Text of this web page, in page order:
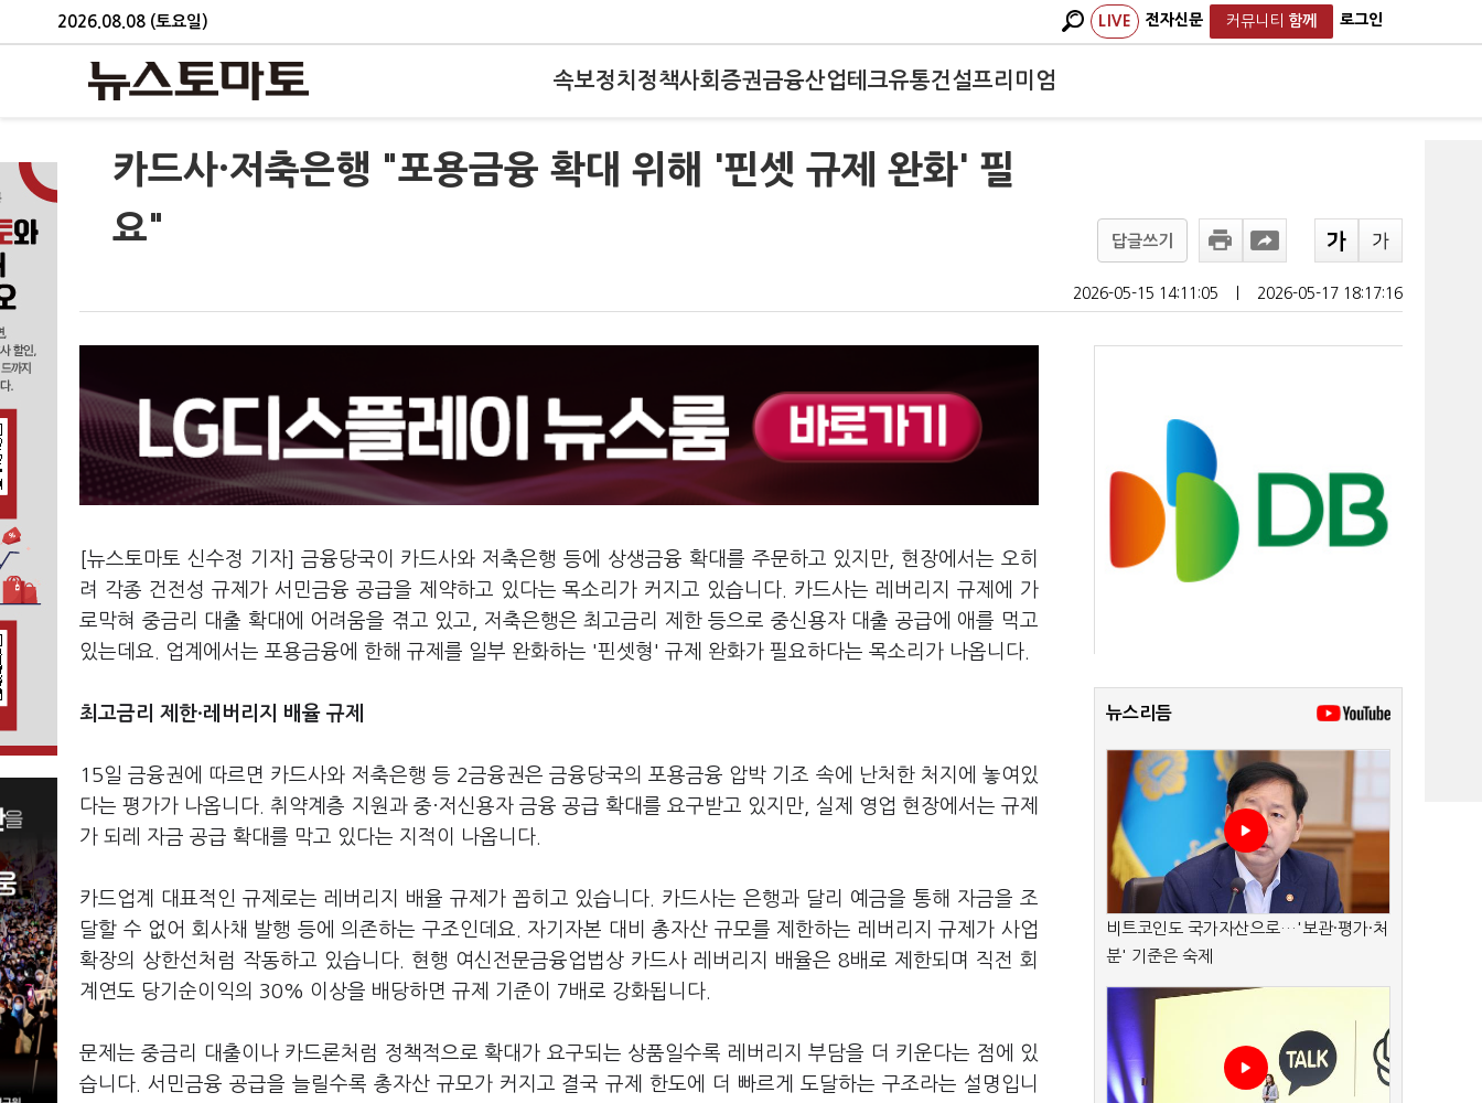
2026.08.08 (토요일) LIVE 전자신문 커뮤니티 함께 로그인
속보정치 정책사회 증권금융산업테크유통건설프리미엄
카드사·저축은행 "포용금융 확대 위해 '핀셋 규제 완화' 필
요"
답글쓰기
2026-05-15 14:11:05 2026-05-17 18:17:16
[뉴스토마토 신수정 기자] 금융당국이 카드사와 저축은행 등에 상생금융 확대를 주문하고 있지만, 현장에서는 오히
려 각종 건전성 규제가 서민금융 공급을 제약하고 있다는 목소리가 커지고 있습니다. 카드사는 레버리지 규제에 가
로막혀 중금리 대출 확대에 어려움을 겪고 있고, 저축은행은 최고금리 제한 등으로 중신용자 대출 공급에 애를 먹고
있는데요. 업계에서는 포용금융에 한해 규제를 일부 완화하는 '핀셋형' 규제 완화가 필요하다는 목소리가 나옵니다.
최고금리 제한·레버리지 배율 규제
15일 금융권에 따르면 카드사와 저축은행 등 2금융권은 금융당국의 포용금융 압박 기조 속에 난처한 처지에 놓여있
다는 평가가 나옵니다. 취약계층 지원과 중·저신용자 금융 공급 확대를 요구받고 있지만, 실제 영업 현장에서는 규제
가 되레 자금 공급 확대를 막고 있다는 지적이 나옵니다.
카드업계 대표적인 규제로는 레버리지 배율 규제가 꼽히고 있습니다. 카드사는 은행과 달리 예금을 통해 자금을 조
달할 수 없어 회사채 발행 등에 의존하는 구조인데요. 자기자본 대비 총자산 규모를 제한하는 레버리지 규제가 사업
확장의 상한선처럼 작동하고 있습니다. 현행 여신전문금융업법상 카드사 레버리지 배율은 8배로 제한되며 직전 회
계연도 당기순이익의 30% 이상을 배당하면 규제 기준이 7배로 강화됩니다.
문제는 중금리 대출이나 카드론처럼 정책적으로 확대가 요구되는 상품일수록 레버리지 부담을 더 키운다는 점에 있
습니다. 서민금융 공급을 늘릴수록 총자산 규모가 커지고 결국 규제 한도에 더 빠르게 도달하는 구조라는 설명입니
뉴스리듬
비트코인도 국가자산으로…'보관·평가·처
분' 기준은 숙제